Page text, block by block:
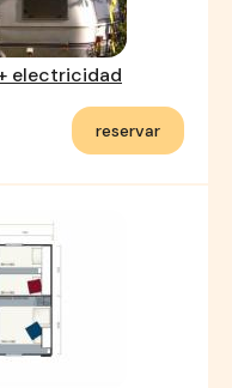
electricidad
reservar